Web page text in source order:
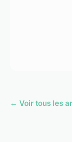
← Voir tous les